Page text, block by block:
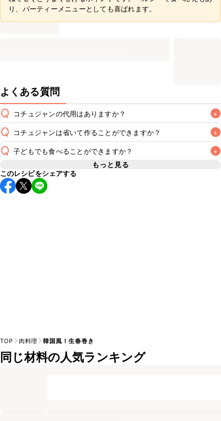
り、パーティーメニューとしても喜ばれます。
よくある質問
Q コチュジャンの代用はありますか？ +
A
Q コチュジャンは省いて作ることができますか？ +
A
使用量が少ない場合は省いてもお作りいただけますが、メイ
ンの味付けとして使用している場合は省くと味がぼやける可
能性があるため、 こちら
Q 子どもでも食べることができますか？ +
コチュジャンは甘辛い風味が特徴の食材なため、お子様や辛
い味付けが苦手な方は風味や刺激を強く感じる可能性がござ
います。使用する食材や味付けにつきましては普段のお子様
もっと見る
このレシピをシェアする
TOP 肉料理 韓国風！生春巻き
同じ材料の人気ランキング